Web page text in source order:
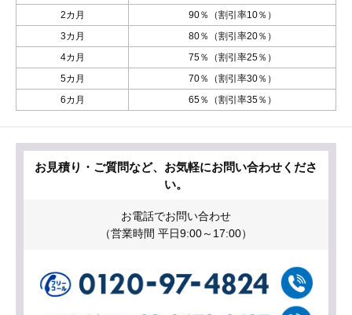
2カ月
90％（割引率10％）
3カ月
80％（割引率20％）
4カ月
75％（割引率25％）
5カ月
70％（割引率30％）
6カ月
65％（割引率35％）
お見積り・ご質問など、お気軽にお問い合わせくださ
い。
お電話でお問い合わせ
（営業時間 平日9:00～17:00）